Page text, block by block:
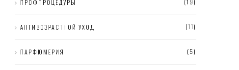
ПРОФПРОЦЕДУРЫ (19)
АНТИВОЗРАСТНОЙ УХОД (11)
ПАРФЮМЕРИЯ (5)